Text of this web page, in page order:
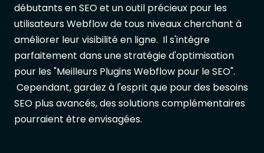
débutants en SEO et un outil précieux pour les
utilisateurs Webflow de tous niveaux cherchant à
améliorer leur visibilité en ligne. Il s'intègre
parfaitement dans une stratégie d'optimisation
pour les "Meilleurs Plugins Webflow pour le SEO".
Cependant, gardez à l'esprit que pour des besoins
SEO plus avancés, des solutions complémentaires
pourraient être envisagées.